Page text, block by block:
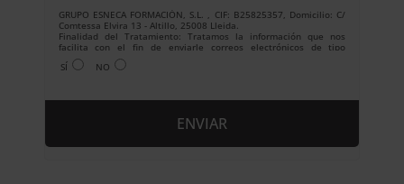
GRUPO ESNECA FORMACIÓN, S.L. , CIF: B25825357, Domicilio: C/
Comtessa Elvira 13 - Altillo, 25008 Lleida.
Finalidad del Tratamiento: Tratamos la información que nos
facilita con el fin de enviarle correos electrónicos de tipo
comercial relacionado con los productos ofrecidos y otros tipo de
productos que fueran de su interés.
suficientemente, dirigiéndose a la dirección
Para más información consulte nuestra Política de Privacidad.
SÍ NO